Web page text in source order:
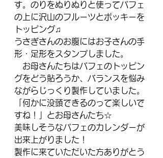
す。のりをぬりぬりと使ってパフェ
の上に沢山のフルーツとポッキーを
トッピング♫
うさぎさんのお腹にはお子さんの手
形・足形をスタンプしました。
お母さんたちはパフェのトッピン
グをどう貼ろうか、バランスを悩み
ながらじっくり製作していました。
「何かに没頭できるのって楽しいで
すね！」とお母さんたち☆
美味しそうなパフェのカレンダーが
出来上がりました！
製作に来ていただいた方ありがとう